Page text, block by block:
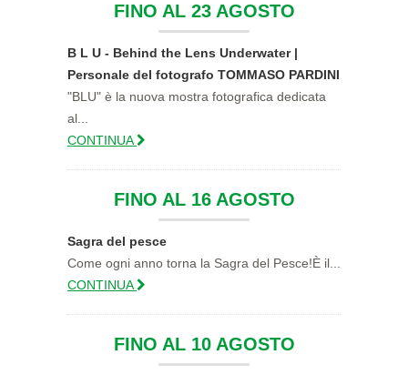
FINO AL 23 AGOSTO
B L U - Behind the Lens Underwater |
Personale del fotografo TOMMASO PARDINI
"BLU" è la nuova mostra fotografica dedicata
al...
CONTINUA
FINO AL 16 AGOSTO
Sagra del pesce
Come ogni anno torna la Sagra del Pesce!È il...
CONTINUA
FINO AL 10 AGOSTO